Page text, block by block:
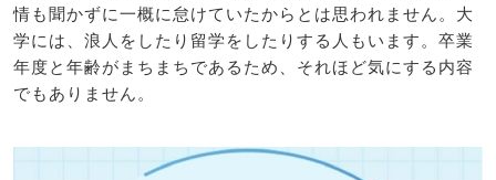
情も聞かずに一概に怠けていたからとは思われません。大
学には、浪人をしたり留学をしたりする人もいます。卒業
年度と年齢がまちまちであるため、それほど気にする内容
でもありません。